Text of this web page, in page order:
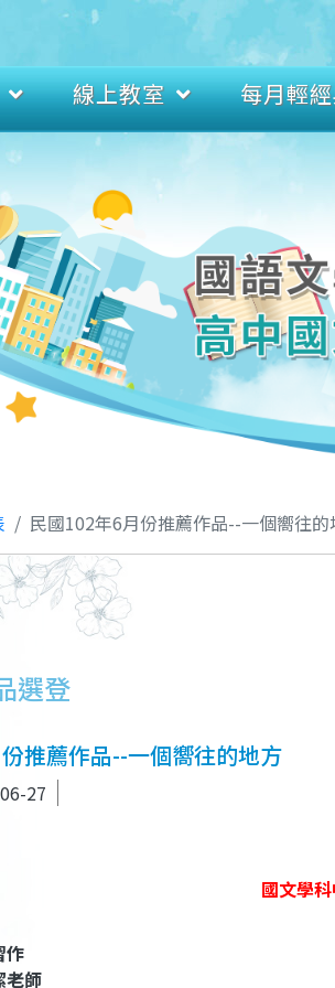
線上教室 每月輕
民國102年6月份推薦作品--一個嚮往的
選登
推薦作品--一個嚮往的地方
27
國文學
作
老師